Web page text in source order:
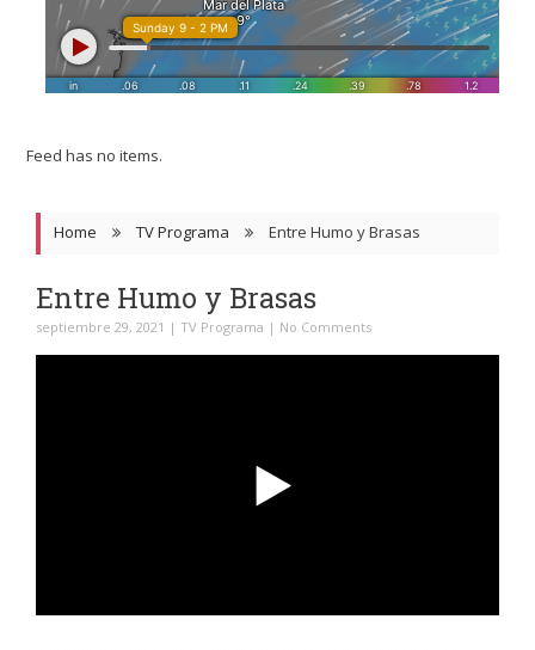
Feed has no items.
Home TV Programa Entre Humo y Brasas
Entre Humo y Brasas
septiembre 29, 2021 | TV Programa | No Comments